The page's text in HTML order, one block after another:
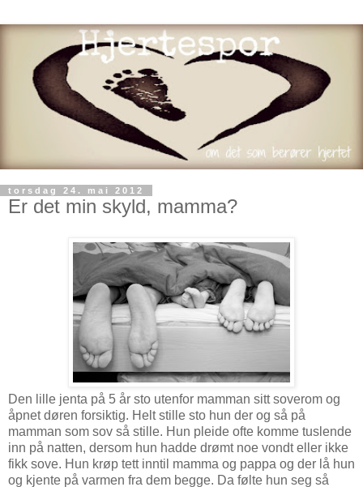
torsdag 24. mai 2012
Er det min skyld, mamma?
Den lille jenta på 5 år sto utenfor mamman sitt soverom og
åpnet døren forsiktig. Helt stille sto hun der og så på
mamman som sov så stille. Hun pleide ofte komme tuslende
inn på natten, dersom hun hadde drømt noe vondt eller ikke
fikk sove. Hun krøp tett inntil mamma og pappa og der lå hun
og kjente på varmen fra dem begge. Da følte hun seg så